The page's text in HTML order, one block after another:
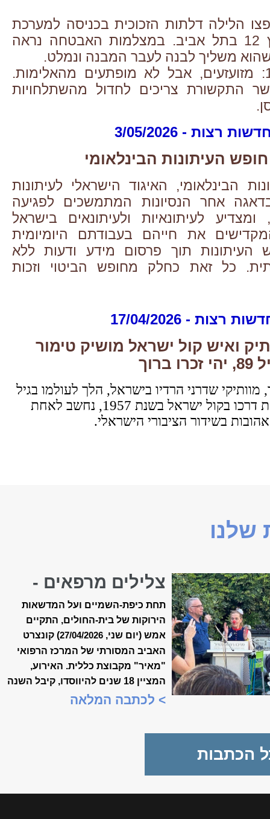
הלילה דלתות הזכוכית בכניסה למערכת
החדשות של ערוץ 12 בתל אביב. במצלמות האבטחה נראה
משליך לבנה לעבר המבנה ונמלט.
תגובת חדשות 12: מזועזעים, אבל לא מופתעים מהאלימות.
התקשורת צריכים לחדול מהשתלחויות
רצות - 3/05/2026
הבינלאומי, האיגוד הישראלי לעיתונות
אחר הנסיונות המתמשכים לפגיעה
ומצדיע לעיתונאיות ולעיתונאים בישראל
את חייהם בעבודתם היומיומית
העיתונות תוך פרסום מידע ודעות ללא
כל זאת כחלק מחופש הביטוי וזכות
רצות - 17/04/2026
ואיש קול ישראל מושיק טימור
שדרני הרדיו בישראל, הלך לעולמו בגיל
89. טימור, שהחל את דרכו בקול ישראל בשנת 1957, נחשב לאחת
בשידור הציבורי הישראלי.
שלנו
צלילים מרפאים -
קונצרט האביב ה-18
של ״מאיר״
תחת כיפת-השמיים ועל המדשאות
הירוקות של בית-החולים, התקיים
אמש (יום שני, 27/04/2026) קונצרט
האביב המסורתי של המרכז הרפואי
"מאיר" מקבוצת כללית. האירוע,
המציין 18 שנים להיווסדו, קיבל השנה
משמעות מיוחדת, כשנכלל לראשונה
> לכתבה המלאה
הכתבות